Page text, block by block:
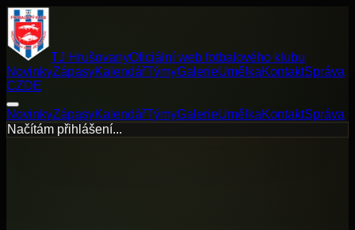
TJ HrušovanyOficiální web fotbalového klubu
NovinkyZápasyKalendářTýmyGalerieUmělkaKontaktSpráva
CZDE
NovinkyZápasyKalendářTýmyGalerieUmělkaKontaktSpráva
Načítám přihlášení...